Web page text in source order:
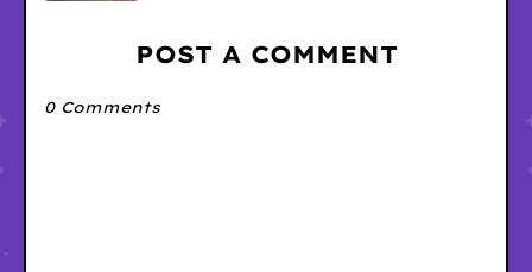
POST A COMMENT
0 Comments